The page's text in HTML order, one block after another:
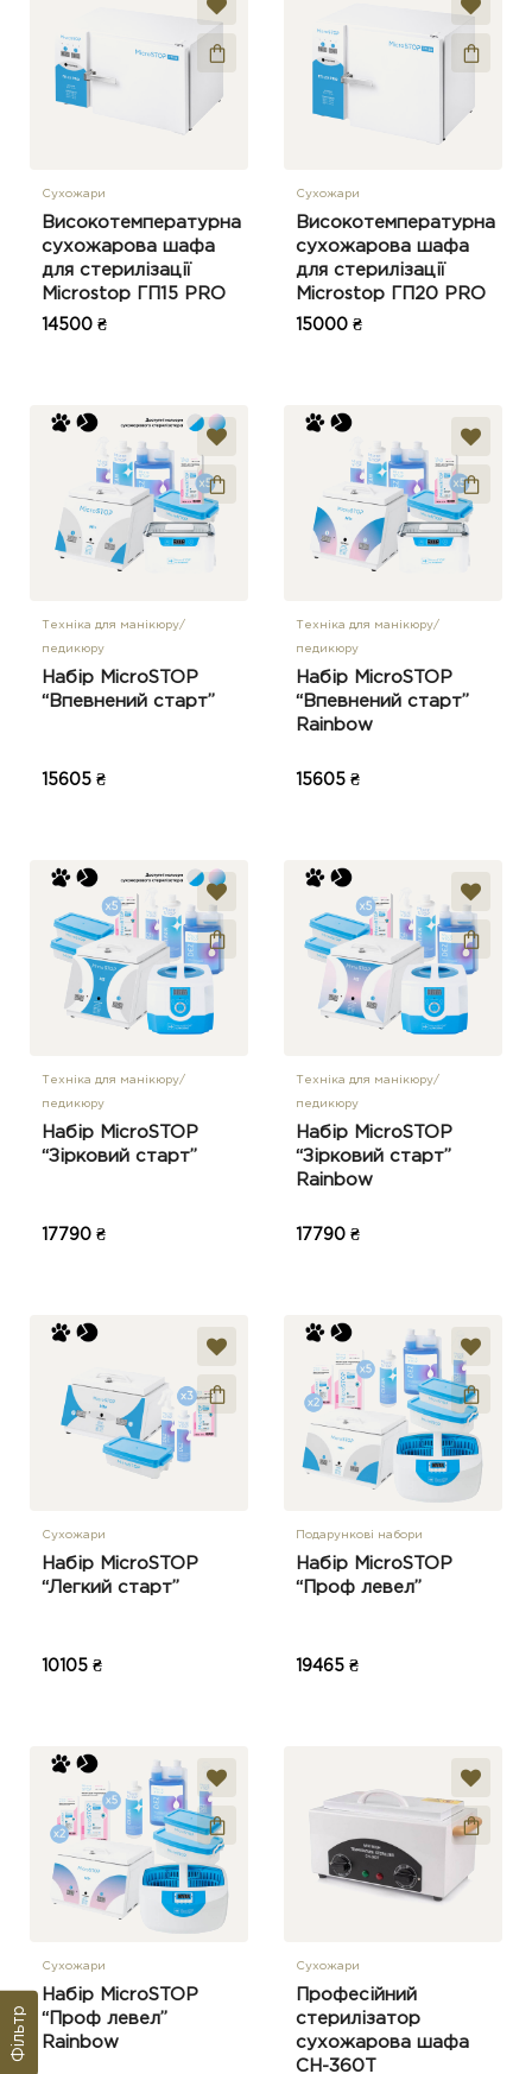
Фільтр
Сухожари
Високотемпературна
сухожарова шафа
для стерилізації
Microstop ГП15 PRO
14500 ₴
Сухожари
Високотемпературна
сухожарова шафа
для стерилізації
Microstop ГП20 PRO
15000 ₴
Техніка для манікюру/
педикюру
Набір MicroSTOP
“Впевнений старт”
15605 ₴
Техніка для манікюру/
педикюру
Набір MicroSTOP
“Впевнений старт”
Rainbow
15605 ₴
Техніка для манікюру/
педикюру
Набір MicroSTOP
“Зірковий старт”
17790 ₴
Техніка для манікюру/
педикюру
Набір MicroSTOP
“Зірковий старт”
Rainbow
17790 ₴
Сухожари
Набір MicroSTOP
“Легкий старт”
10105 ₴
Подарункові набори
Набір MicroSTOP
“Проф левел”
19465 ₴
Сухожари
Набір MicroSTOP
“Проф левел”
Rainbow
Сухожари
Професійний
стерилізатор
сухожарова шафа
CH-360T